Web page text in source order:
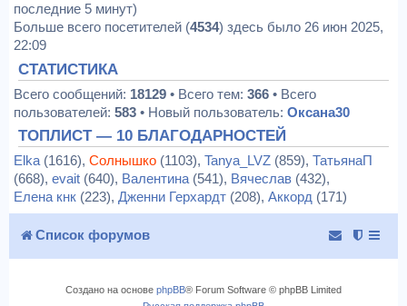
последние 5 минут)
Больше всего посетителей (4534) здесь было 26 июн 2025,
22:09
СТАТИСТИКА
Всего сообщений: 18129 • Всего тем: 366 • Всего
пользователей: 583 • Новый пользователь: Оксана30
ТОПЛИСТ — 10 БЛАГОДАРНОСТЕЙ
Elka (1616), Солнышко (1103), Tanya_LVZ (859), ТатьянаП
(668), evait (640), Валентина (541), Вячеслав (432),
Елена кнк (223), Дженни Герхардт (208), Аккорд (171)
Список форумов
Создано на основе phpBB® Forum Software © phpBB Limited